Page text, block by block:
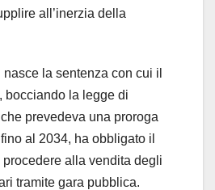
all’inerzia della
la sentenza con cui il
bocciando la legge di
prevedeva una proroga
al 2034, ha obbligato il
alla vendita degli
tramite gara pubblica.